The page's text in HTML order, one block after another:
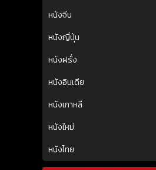
หนังจีน
หนังญี่ปุ่น
หนังฝรั่ง
หนังอินเดีย
หนังเกาหลี
หนังใหม่
หนังไทย